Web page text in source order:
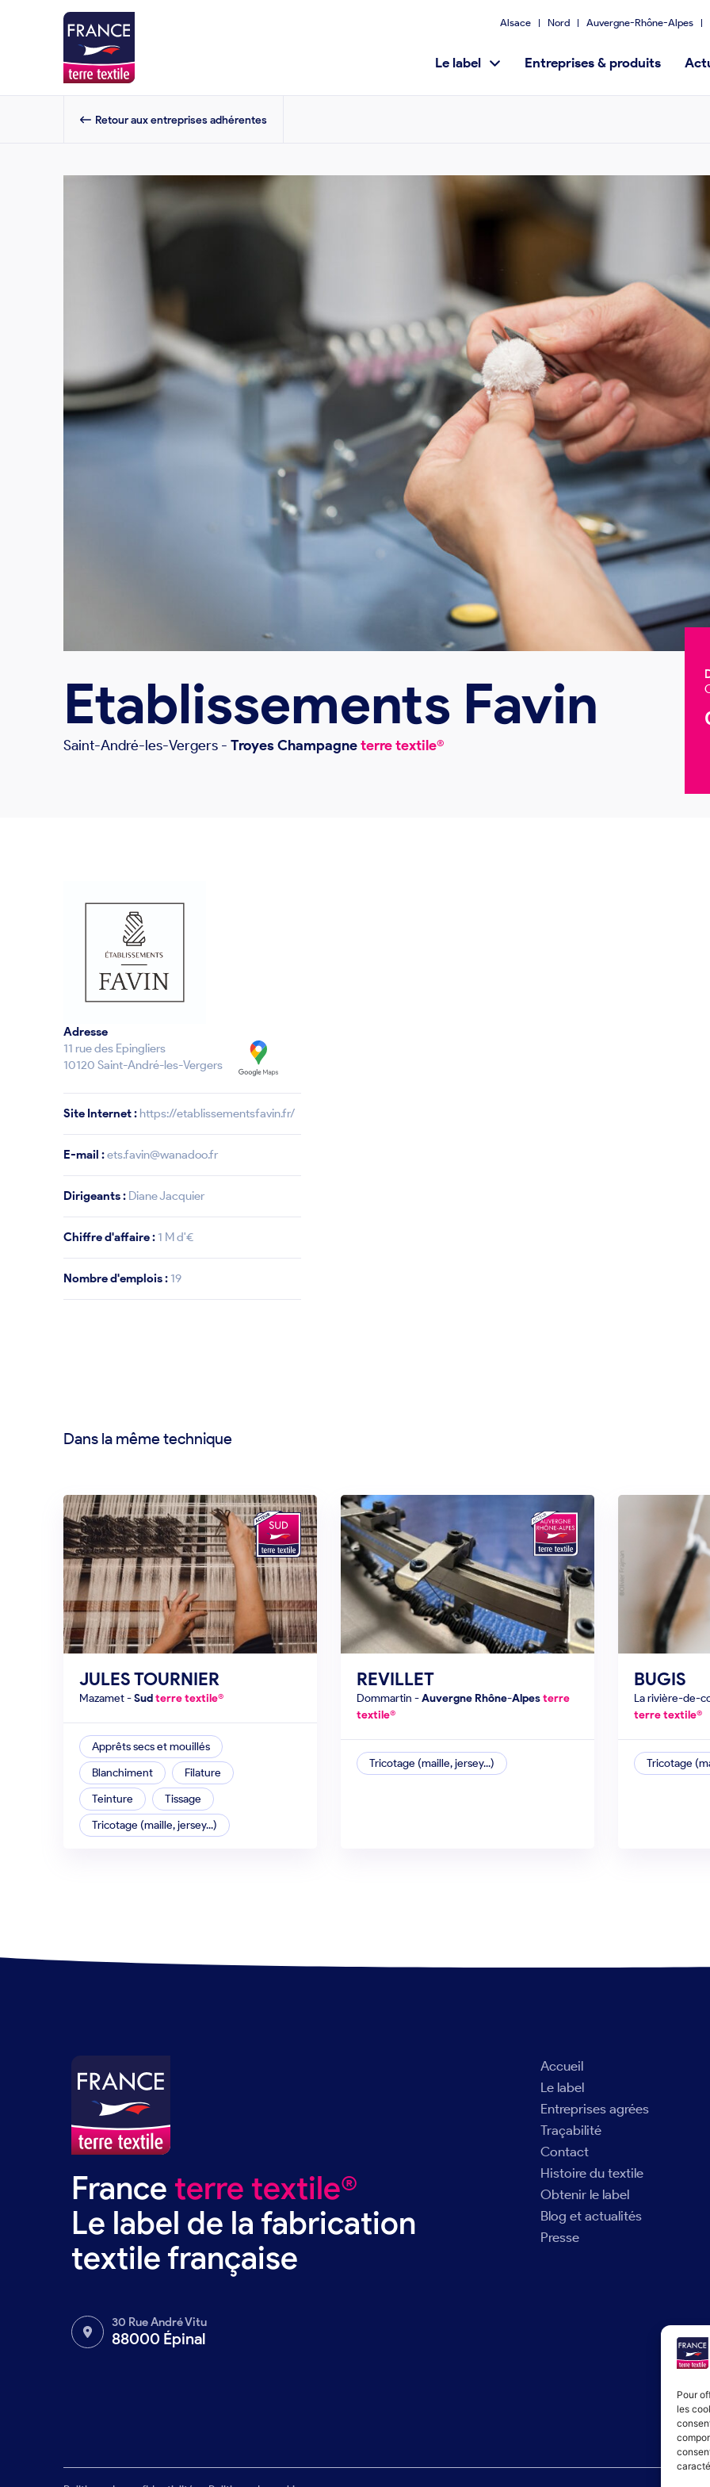
Pour
les
Alsace Nord Auvergne-Rhône-Alpes
Le label Entreprises & produits
Retour aux entreprises adhérentes
Etablissements Favin
Saint-André-les-Vergers - Troyes Champagneterre textile®
Adresse
11 rue des Epingliers
10120 Saint-André-les-Vergers
Site Internet : https://etablissementsfavin.fr/
E-mail :ets.favin@wanadoo.fr
Dirigeants : Diane Jacquier
Chiffre d'affaire : 1 M d'€
Nombre d'emplois : 19
Dans la même technique
JULES TOURNIER
mazamet-Sudterre textile®
Apprêts secs et mouillés
Blanchiment
Filature
Teinture
Tissage
Tricotage (maille, jersey...)
REVILLET
dommartin -Auvergne Rhône-Alpesterre
textile®
Tricotage (maille, jersey...)
BUGIS
la rivière-de-
terre textile®
Tricotage
France terre textile®
Le label de la fabrication
textile française
30 Rue André Vitu
88000 Épinal
Accueil
Le label
Entreprises agrées
Traçabilité
Contact
Histoire du textile
Obtenir le label
Blog et actualités
Presse